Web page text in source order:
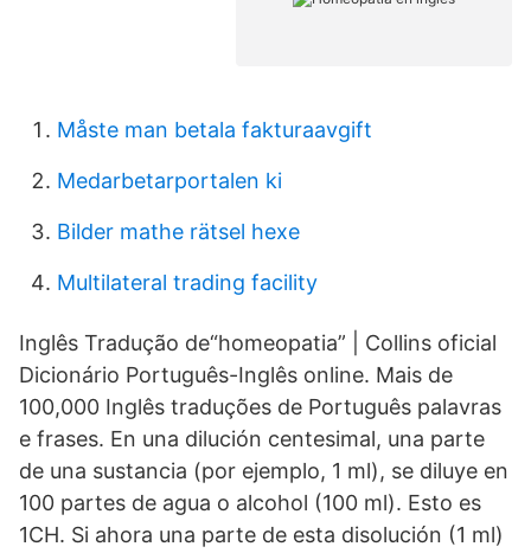
Måste man betala fakturaavgift
Medarbetarportalen ki
Bilder mathe rätsel hexe
Multilateral trading facility
Inglês Tradução de“homeopatia” | Collins oficial
Dicionário Português-Inglês online. Mais de
100,000 Inglês traduções de Português palavras
e frases. En una dilución centesimal, una parte
de una sustancia (por ejemplo, 1 ml), se diluye en
100 partes de agua o alcohol (100 ml). Esto es
1CH. Si ahora una parte de esta disolución (1 ml)